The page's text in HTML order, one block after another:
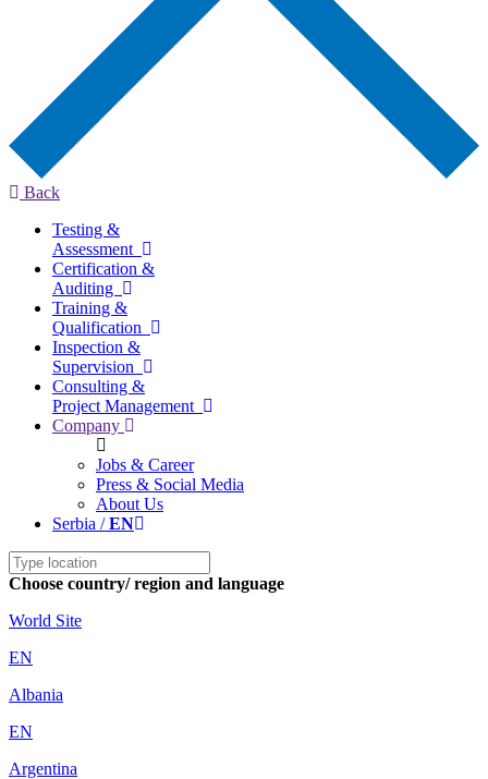
Back
Testing &
Assessment
Certification &
Auditing
Training &
Qualification
Inspection &
Supervision
Consulting &
Project Management
Company
Jobs & Career
Press & Social Media
About Us
Serbia /EN
Choose country/ region and language
World Site
EN
Albania
EN
Argentina